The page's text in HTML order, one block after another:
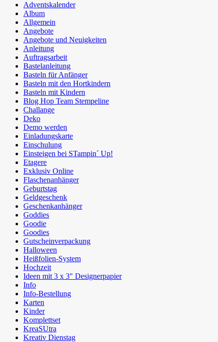
Adventskalender
Album
Allgemein
Angebote
Angebote und Neuigkeiten
Anleitung
Auftragsarbeit
Bastelanleitung
Basteln für Anfänger
Basteln mit den Hortkindern
Basteln mit Kindern
Blog Hop Team Stempeline
Challange
Deko
Demo werden
Einladungskarte
Einschulung
Einsteigen bei STampin´ Up!
Etagere
Exklusiv Online
Flaschenanhänger
Geburtstag
Geldgeschenk
Geschenkanhänger
Goddies
Goodie
Goodies
Gutscheinverpackung
Halloween
Heißfolien-System
Hochzeit
Ideen mit 3 x 3" Designerpapier
Info
Info-Bestellung
Karten
Kinder
Komplettset
KreaSUtra
Kreativ Dienstag